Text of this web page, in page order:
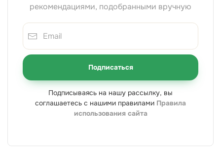
рекомендациями, подобранными вручную
Подписаться
Подписываясь на нашу рассылку, вы
соглашаетесь с нашими правилами Правила
использования сайта